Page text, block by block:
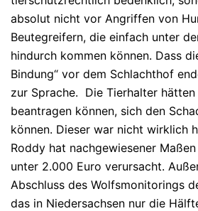
absolut nicht vor Angriffen von
Beutegreifern, die einfach unter
hindurch kommen können. Dass
Bindung“ vor dem Schlachthof
zur Sprache. Die Tierhalter
beantragen können, sich den
können. Dieser war nicht wirklich
Roddy hat nachgewiesener
unter 2.000 Euro verursacht.
Abschluss des Wolfsmonitorings
das in Niedersachsen nur die